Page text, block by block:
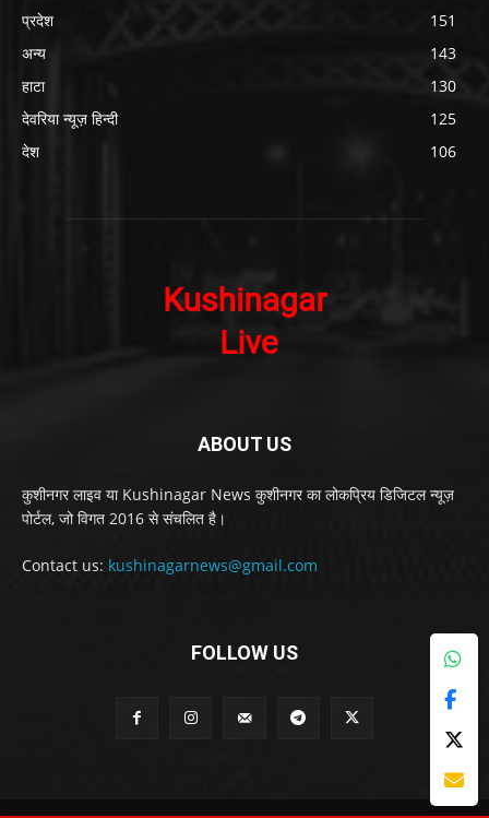
प्रदेश
151
अन्य
143
हाटा
130
देवरिया न्यूज़ हिन्दी
125
देश
106
ABOUT US
कुशीनगर लाइव या Kushinagar News कुशीनगर का लोकप्रिय डिजिटल न्यूज़
पोर्टल, जो विगत 2016 से संचलित है।
Contact us: kushinagarnews@gmail.com
FOLLOW US